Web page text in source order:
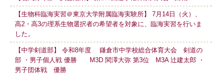
【生物科臨海実習＠東京大学附属臨海実験所】 7月14日（火）、
高2・高3の理系生物選択者の希望者を対象に、臨海実習を行いま
した。
【中学剣道部】 令和8年度 鎌倉市中学校総合体育大会 剣道の
部 ・男子個人戦 優勝 M3D 関澤大弥 第3位 M3A 辻建太郎 ・
男子団体戦 優勝